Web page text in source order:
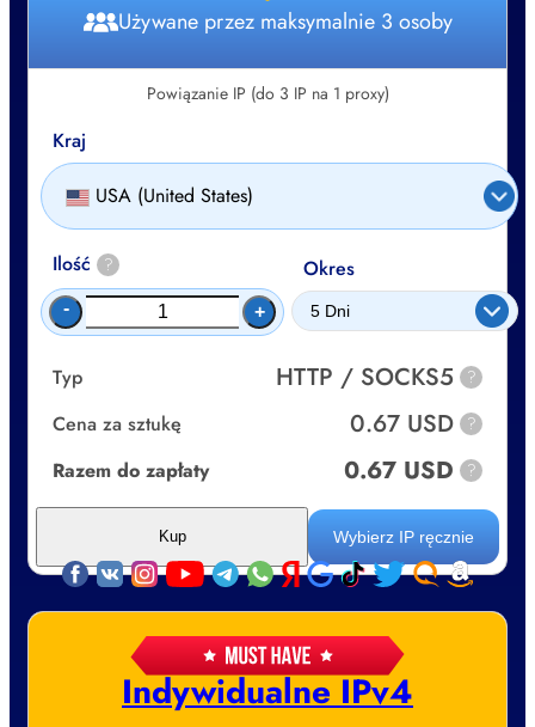
Indywidualne IPv4
Używane przez maksymalnie 3 osoby
Powiązanie IP (do 3 IP na 1 proxy)
Kraj
USA (United States)
Ilość ?
- +
Okres
Typ HTTP / SOCKS5 ?
Cena za sztukę 0.67 USD ?
Razem do zapłaty 0.67 USD ?
Wybierz IP ręcznie
Kup